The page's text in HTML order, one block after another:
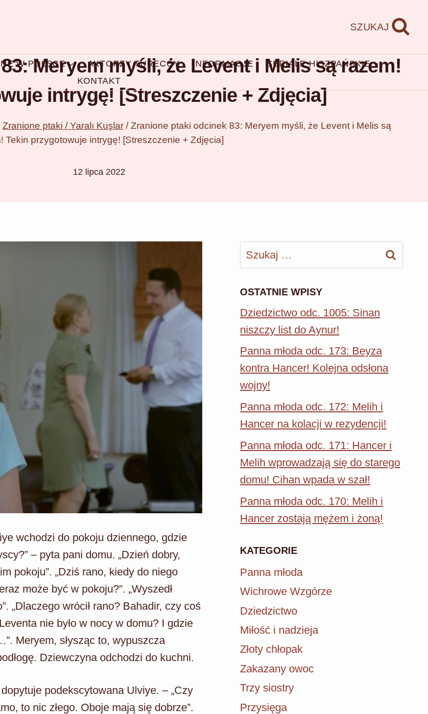
SZUKAJ
W POLSCE AKTORZY TURECCY INFORMACJE
SERIALE HISZPAŃSKIE
KONTAKT
Meryem myśli, że Levent i Melis są razem!
intrygę! [Streszczenie + Zdjęcia]
Zranione ptaki / Yaralı Kuşlar / Zranione ptaki odcinek 83: Meryem myśli, że Levent i Melis są
Tekin przygotowuje intrygę! [Streszczenie + Zdjęcia]
12 lipca 2022
wchodzi do pokoju dziennego, gdzie
– pyta pani domu. „Dzień dobry,
pokoju”. „Dziś rano, kiedy do niego
może być w pokoju?”. „Wyszedł
„Dlaczego wrócił rano? Bahadir, czy coś
nie było w nocy w domu? I gdzie
Meryem, słysząc to, wypuszcza
Dziewczyna odchodzi do kuchni.
podekscytowana Ulviye. – „Czy
to nic złego. Oboje mają się dobrze”.
Szukaj:
OSTATNIE WPISY
Dziedzictwo odc. 1005: Sinan
niszczy list do Aynur!
Panna młoda odc. 173: Beyza
kontra Hancer! Kolejna odsłona
wojny!
Panna młoda odc. 172: Melih i
Hancer na kolacji w rezydencji!
Panna młoda odc. 171: Hancer i
Melih wprowadzają się do starego
domu! Cihan wpada w szał!
Panna młoda odc. 170: Melih i
Hancer zostają mężem i żoną!
KATEGORIE
Panna młoda
Wichrowe Wzgórze
Dziedzictwo
Miłość i nadzieja
Złoty chłopak
Zakazany owoc
Trzy siostry
Przysięga